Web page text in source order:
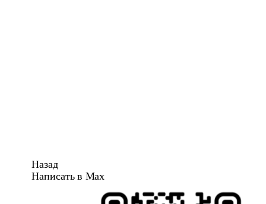
Назад
Написать в Max